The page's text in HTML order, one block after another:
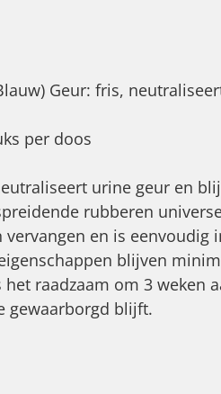
Geur: fris,
per doos
urine geur en
rubberen
en is eenvoudig
blijven
raadzaam om 3 weken
gewaarborgd blijft.